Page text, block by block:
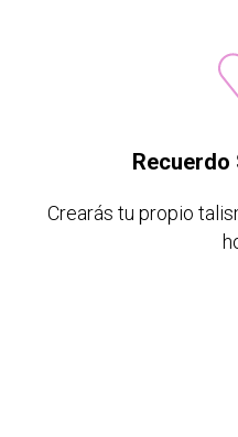
Crearás tu propio